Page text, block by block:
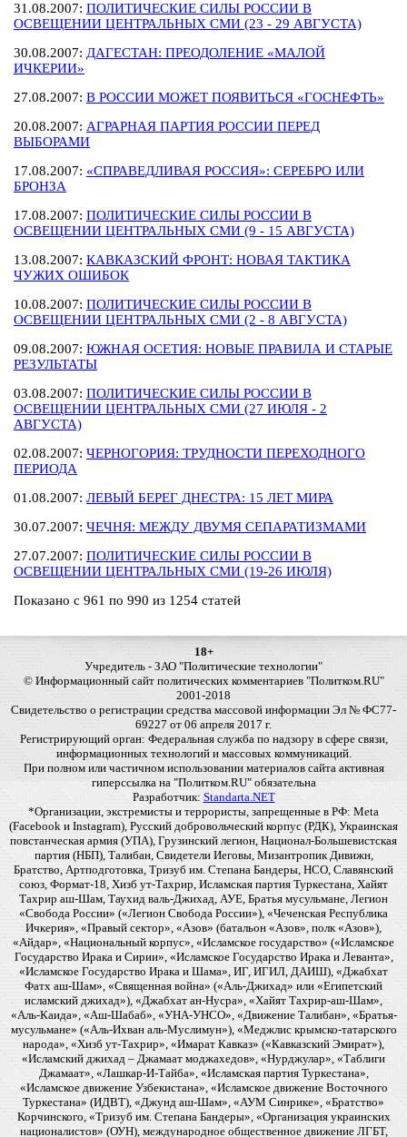
31.08.2007: ПОЛИТИЧЕСКИЕ СИЛЫ РОССИИ В
ОСВЕЩЕНИИ ЦЕНТРАЛЬНЫХ СМИ (23 - 29 АВГУСТА)
30.08.2007: ДАГЕСТАН: ПРЕОДОЛЕНИЕ «МАЛОЙ
ИЧКЕРИИ»
27.08.2007: В РОССИИ МОЖЕТ ПОЯВИТЬСЯ «ГОСНЕФТЬ»
20.08.2007: АГРАРНАЯ ПАРТИЯ РОССИИ ПЕРЕД
ВЫБОРАМИ
17.08.2007: «СПРАВЕДЛИВАЯ РОССИЯ»: СЕРЕБРО ИЛИ
БРОНЗА
17.08.2007: ПОЛИТИЧЕСКИЕ СИЛЫ РОССИИ В
ОСВЕЩЕНИИ ЦЕНТРАЛЬНЫХ СМИ (9 - 15 АВГУСТА)
13.08.2007: КАВКАЗСКИЙ ФРОНТ: НОВАЯ ТАКТИКА
ЧУЖИХ ОШИБОК
10.08.2007: ПОЛИТИЧЕСКИЕ СИЛЫ РОССИИ В
ОСВЕЩЕНИИ ЦЕНТРАЛЬНЫХ СМИ (2 - 8 АВГУСТА)
09.08.2007: ЮЖНАЯ ОСЕТИЯ: НОВЫЕ ПРАВИЛА И СТАРЫЕ
РЕЗУЛЬТАТЫ
03.08.2007: ПОЛИТИЧЕСКИЕ СИЛЫ РОССИИ В
ОСВЕЩЕНИИ ЦЕНТРАЛЬНЫХ СМИ (27 ИЮЛЯ - 2
АВГУСТА)
02.08.2007: ЧЕРНОГОРИЯ: ТРУДНОСТИ ПЕРЕХОДНОГО
ПЕРИОДА
01.08.2007: ЛЕВЫЙ БЕРЕГ ДНЕСТРА: 15 ЛЕТ МИРА
30.07.2007: ЧЕЧНЯ: МЕЖДУ ДВУМЯ СЕПАРАТИЗМАМИ
27.07.2007: ПОЛИТИЧЕСКИЕ СИЛЫ РОССИИ В
ОСВЕЩЕНИИ ЦЕНТРАЛЬНЫХ СМИ (19-26 ИЮЛЯ)
Показано с 961 по 990 из 1254 статей
18+
Учредитель - ЗАО "Политические технологии"
© Информационный сайт политических комментариев "Политком.RU"
2001-2018
Свидетельство о регистрации средства массовой информации Эл № ФС77-
69227 от 06 апреля 2017 г.
Регистрирующий орган: Федеральная служба по надзору в сфере связи,
информационных технологий и массовых коммуникаций.
При полном или частичном использовании материалов сайта активная
гиперссылка на "Политком.RU" обязательна
Разработчик: Standarta.NET
*Организации, экстремисты и террористы, запрещенные в РФ: Meta
(Facebook и Instagram), Русский добровольческий корпус (РДК), Украинская
повстанческая армия (УПА), Грузинский легион, Национал-Большевистская
партия (НБП), Талибан, Свидетели Иеговы, Мизантропик Дивижн,
Братство, Артподготовка, Тризуб им. Степана Бандеры, НСО, Славянский
союз, Формат-18, Хизб ут-Тахрир, Исламская партия Туркестана, Хайят
Тахрир аш-Шам, Таухид валь-Джихад, АУЕ, Братья мусульмане, Легион
«Свобода России» («Легион Свобода России»), «Чеченская Республика
Ичкерия», «Правый сектор», «Азов» (батальон «Азов», полк «Азов»),
«Айдар», «Национальный корпус», «Исламское государство» («Исламское
Государство Ирака и Сирии», «Исламское Государство Ирака и Леванта»,
«Исламское Государство Ирака и Шама», ИГ, ИГИЛ, ДАИШ), «Джабхат
Фатх аш-Шам», «Священная война» («Аль-Джихад» или «Египетский
исламский джихад»), «Джабхат ан-Нусра», «Хайят Тахрир-аш-Шам»,
«Аль-Каида», «Аш-Шабаб», «УНА-УНСО», «Движение Талибан», «Братья-
мусульмане» («Аль-Ихван аль-Муслимун»), «Меджлис крымско-татарского
народа», «Хизб ут-Тахрир», «Имарат Кавказ» («Кавказский Эмират»),
«Исламский джихад – Джамаат моджахедов», «Нурджулар», «Таблиги
Джамаат», «Лашкар-И-Тайба», «Исламская партия Туркестана»,
«Исламское движение Узбекистана», «Исламское движение Восточного
Туркестана» (ИДВТ), «Джунд аш-Шам», «АУМ Синрике», «Братство»
Корчинского, «Тризуб им. Степана Бандеры», «Организация украинских
националистов» (ОУН), международное общественное движение ЛГБТ,